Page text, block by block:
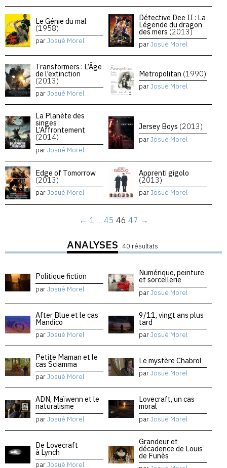
Le Génie du mal
(1958)
parJosué Morel
Détective Dee II : La
Légende du dragon
des mers (2013)
parJosué Morel
Transformers : L’Âge
de l’extinction
(2013)
parJosué Morel
Metropolitan (1990)
parJosué Morel
La Planète des
singes :
L’Affrontement
(2014)
parJosué Morel
Jersey Boys (2013)
parJosué Morel
Edge of Tomorrow
(2013)
parJosué Morel
Apprenti gigolo
(2013)
parJosué Morel
← 1 … 45 46 47 →
ANALYSES 40 résultats
Politique fiction
parJosué Morel
Numérique, peinture
et sorcellerie
parJosué Morel
After Blue et le cas
Mandico
parJosué Morel
9/11, vingt ans plus
tard
parJosué Morel
Petite Maman et le
cas Sciamma
parJosué Morel
Le mystère Chabrol
parJosué Morel
ADN, Maïwenn et le
naturalisme
parJosué Morel
Lovecraft, un cas
moral
parJosué Morel
De Lovecraft
à Lynch
parJosué Morel
Grandeur et
décadence de Louis
de Funès